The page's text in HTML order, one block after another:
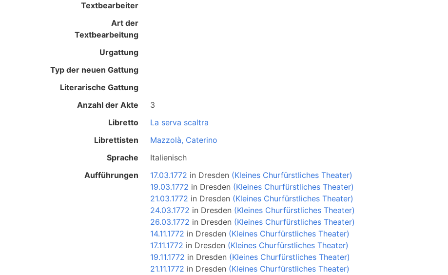
Textbearbeiter
Art der
Textbearbeitung
Urgattung
Typ der neuen Gattung
Literarische Gattung
Anzahl der Akte
3
Libretto
La serva scaltra
Librettisten
Mazzolà, Caterino
Sprache
Italienisch
Aufführungen
17.03.1772 in Dresden (Kleines Churfürstliches Theater)
19.03.1772 in Dresden (Kleines Churfürstliches Theater)
21.03.1772 in Dresden (Kleines Churfürstliches Theater)
24.03.1772 in Dresden (Kleines Churfürstliches Theater)
26.03.1772 in Dresden (Kleines Churfürstliches Theater)
14.11.1772 in Dresden (Kleines Churfürstliches Theater)
17.11.1772 in Dresden (Kleines Churfürstliches Theater)
19.11.1772 in Dresden (Kleines Churfürstliches Theater)
21.11.1772 in Dresden (Kleines Churfürstliches Theater)